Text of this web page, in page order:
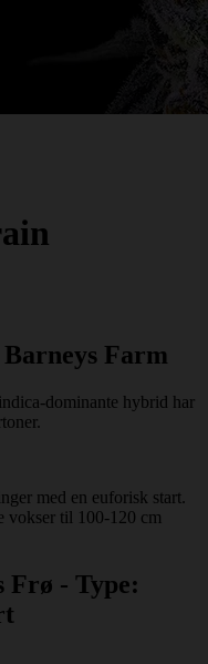
Farm
dominante hybrid har
med en euforisk start.
vokser til 100-120 cm
Frø - Type: